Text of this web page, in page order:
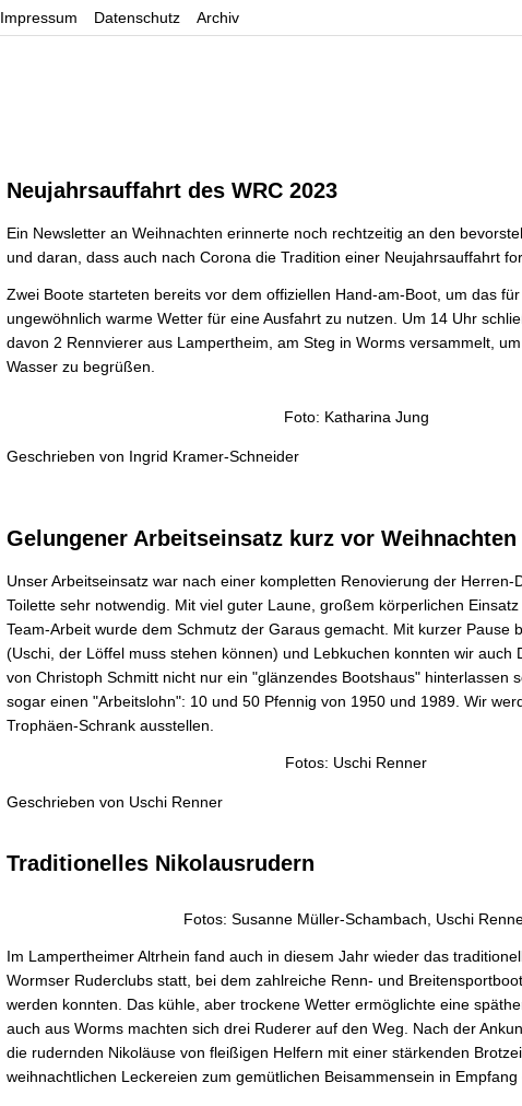
Impressum Datenschutz Archiv
Neujahrsauffahrt des WRC 2023
Ein Newsletter an Weihnachten erinnerte noch rechtzeitig an den
und daran, dass auch nach Corona die Tradition einer Neujahrsauffahrt
Zwei Boote starteten bereits vor dem offiziellen Hand-am-Boot, um das
ungewöhnlich warme Wetter für eine Ausfahrt zu nutzen. Um 14 Uhr
davon 2 Rennvierer aus Lampertheim, am Steg in Worms versammelt,
Wasser zu begrüßen.
Foto: Katharina Jung
Geschrieben von Ingrid Kramer-Schneider
Gelungener Arbeitseinsatz kurz vor Weihnachten
Unser Arbeitseinsatz war nach einer kompletten Renovierung der Herren-
Toilette sehr notwendig. Mit viel guter Laune, großem körperlichen
Team-Arbeit wurde dem Schmutz der Garaus gemacht. Mit kurzer Pause
(Uschi, der Löffel muss stehen können) und Lebkuchen konnten wir auch
von Christoph Schmitt nicht nur ein "glänzendes Bootshaus" hinterlassen
sogar einen "Arbeitslohn": 10 und 50 Pfennig von 1950 und 1989. Wir
Trophäen-Schrank ausstellen.
Fotos: Uschi Renner
Geschrieben von Uschi Renner
Traditionelles Nikolausrudern
Fotos: Susanne Müller-Schambach, Uschi
Im Lampertheimer Altrhein fand auch in diesem Jahr wieder das
Wormser Ruderclubs statt, bei dem zahlreiche Renn- und
werden konnten. Das kühle, aber trockene Wetter ermöglichte eine
auch aus Worms machten sich drei Ruderer auf den Weg. Nach der
die rudernden Nikoläuse von fleißigen Helfern mit einer stärkenden
weihnachtlichen Leckereien zum gemütlichen Beisammensein in Empfang